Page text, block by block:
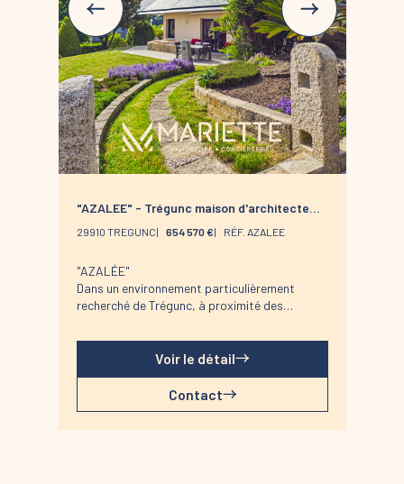
"AZALEE" - Trégunc maison d'architecte
29910 TREGUNC 654 570 € RÉF. AZALEE
"AZALÉE"
Dans un environnement particulièrement
recherché de Trégunc, à proximité des
littoral, AZALÉE dévoile un cadre de vie
privilégié où confort, sérénité et qualité de
Implantée au coeur d'un terrain clos et
soigneusement paysager d'environ 1 300 m²,
Voir le détail
Contact